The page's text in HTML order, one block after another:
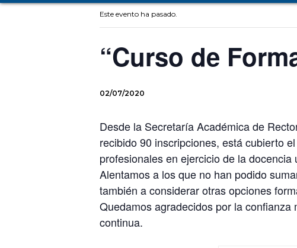
Este evento ha pasado.
“Curso de
02/07/2020
Desde la Secretaría Académica de
recibido 90 inscripciones, está cubierto
profesionales en ejercicio de la docencia
Alentamos a los que no han podido
también a considerar otras opciones
Quedamos agradecidos por la
continua.